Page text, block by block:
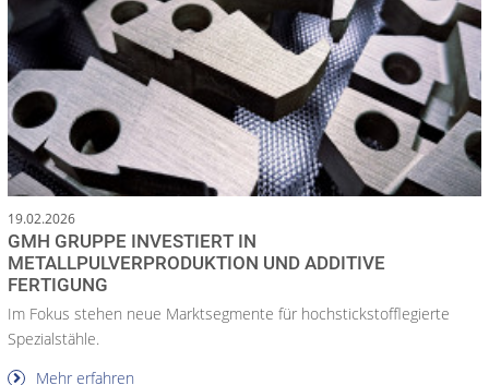
19.02.2026
GMH GRUPPE INVESTIERT IN
METALLPULVERPRODUKTION UND ADDITIVE
FERTIGUNG
Im Fokus stehen neue Marktsegmente für hochstickstofflegierte
Spezialstähle.
Mehr erfahren